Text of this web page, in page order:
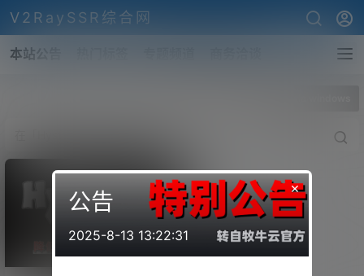
V2RaySSR综合网
本站公告
×
公告
2025-8-13 13:22:31